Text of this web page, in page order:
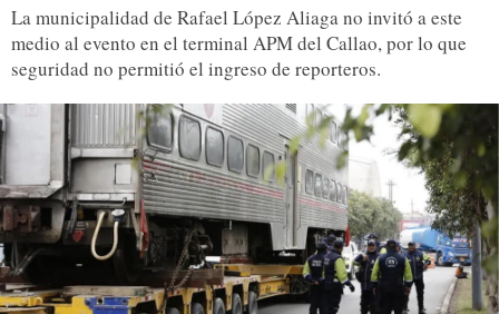
La municipalidad de Rafael López Aliaga no invitó a este
medio al evento en el terminal APM del Callao, por lo que
seguridad no permitió el ingreso de reporteros.